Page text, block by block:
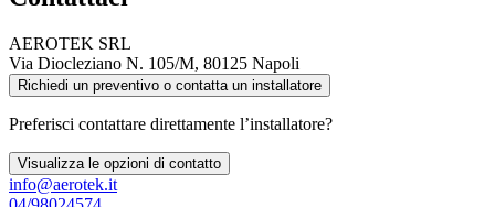
AEROTEK SRL
Via Diocleziano N. 105/M, 80125 Napoli
Richiedi un preventivo o contatta un installatore
Preferisci contattare direttamente l’installatore?
Visualizza le opzioni di contatto
info@aerotek.it